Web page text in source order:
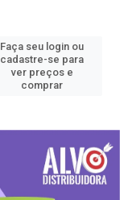
Faça seu login ou
cadastre-se para
ver preços e
comprar